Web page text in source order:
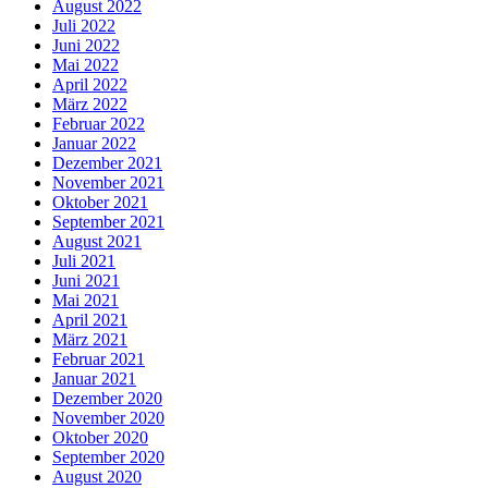
August 2022
Juli 2022
Juni 2022
Mai 2022
April 2022
März 2022
Februar 2022
Januar 2022
Dezember 2021
November 2021
Oktober 2021
September 2021
August 2021
Juli 2021
Juni 2021
Mai 2021
April 2021
März 2021
Februar 2021
Januar 2021
Dezember 2020
November 2020
Oktober 2020
September 2020
August 2020